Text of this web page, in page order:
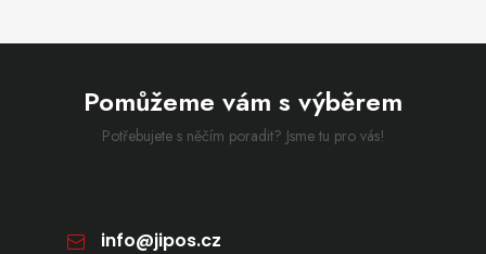
Pomůžeme vám s výběrem
Potřebujete s něčím poradit? Jsme tu pro vás!
info@jipos.cz